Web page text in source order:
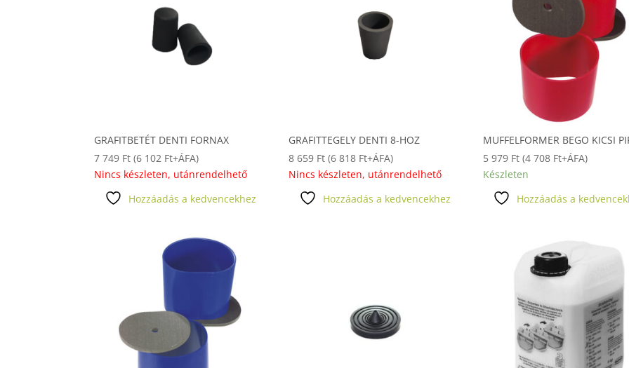
GRAFITBETÉT DENTI FORNAX
7 749 Ft (6 102 Ft+ÁFA)
Nincs készleten, utánrendelhető
Hozzáadás a kedvencekhez
GRAFITTEGELY DENTI 8-HOZ
8 659 Ft (6 818 Ft+ÁFA)
Nincs készleten, utánrendelhető
Hozzáadás a kedvencekhez
MUFFELFORMER BEGO KICSI
5 979 Ft (4 708 Ft+ÁFA)
Készleten
Hozzáadás a